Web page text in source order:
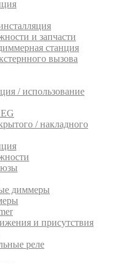
и запчасти
станция
вызова
/ использование
/ накладного
диммеры
и присутствия
реле